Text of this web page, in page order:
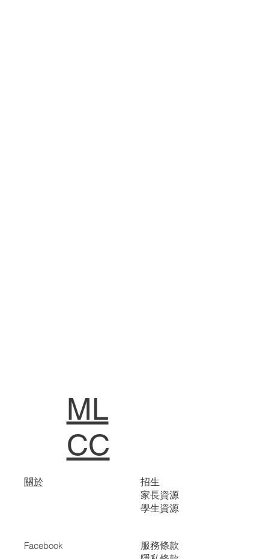
關於
招生
家長資源
學生資源
服務條款
Facebook
ML
CC